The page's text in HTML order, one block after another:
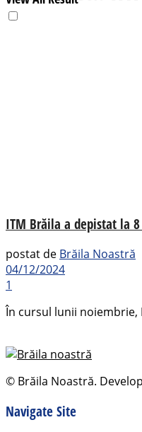
ITM Brăila a depistat la
postat de Brăila Noastră
04/12/2024
1
În cursul lunii noiembrie,
© Brăila Noastră.
Navigate Site